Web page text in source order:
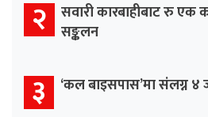
२ सवारी कारबाहीबाट रु एक
सङ्कलन
३ ‘कल बाइसपास’मा संलग्न ४